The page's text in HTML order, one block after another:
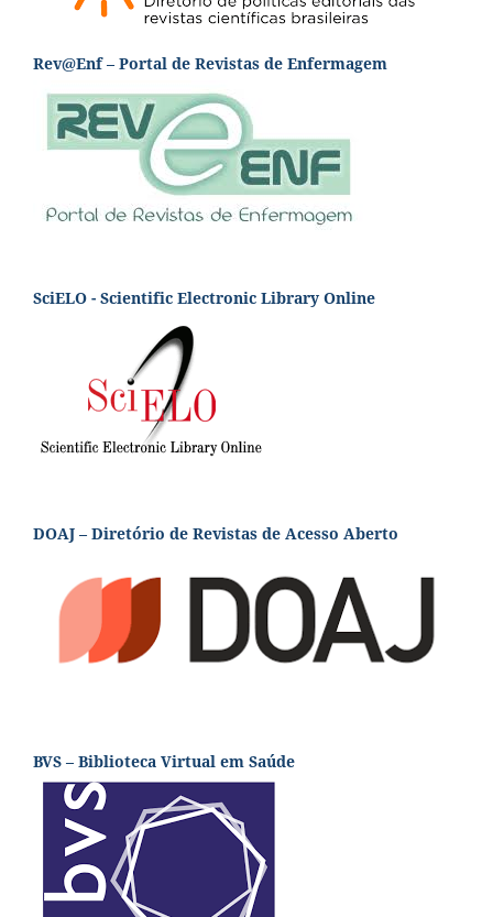
Rev@Enf – Portal de Revistas de Enfermagem
SciELO - Scientific Electronic Library Online
DOAJ – Diretório de Revistas de Acesso Aberto
BVS – Biblioteca Virtual em Saúde